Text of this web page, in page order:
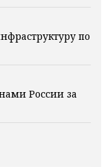
по
России за